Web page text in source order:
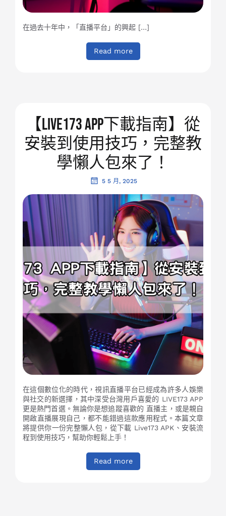
在過去十年中，「直播平台」的興起 […]
Read more
【LIVE173 APP下載指南】從
安裝到使用技巧，完整教
學懶人包來了！
5 5 月, 2025
在這個數位化的時代，視訊直播平台已經成為許多人娛樂
與社交的新選擇，其中深受台灣用戶喜愛的 LIVE173 APP
更是熱門首選。無論你是想追蹤喜歡的 直播主，或是親自
開啟直播展現自己，都不能錯過這款應用程式。本篇文章
將提供你一份完整懶人包，從下載 Live173 APK、安裝流
程到使用技巧，幫助你輕鬆上手！
Read more